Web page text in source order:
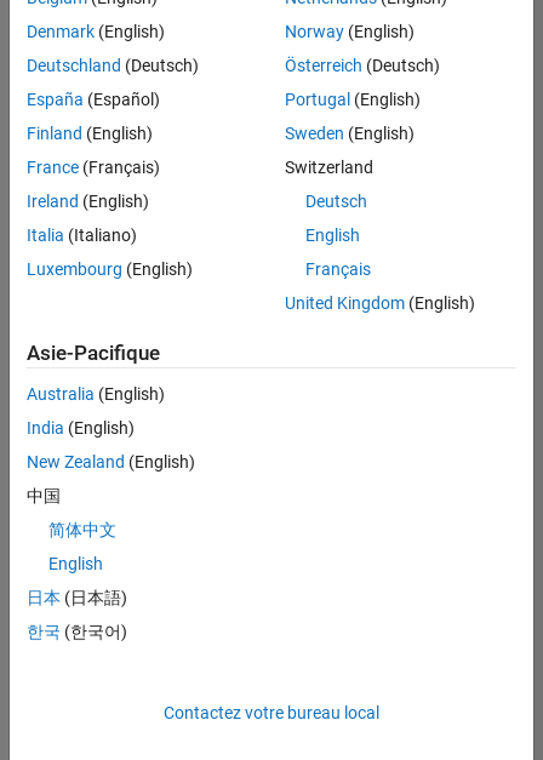
critères
de
recherche.
Vous
pouvez
élargir
votre
recherche
ou
afficher
l’ensemble
d'emploi.
malgré
tout
vous
trouvez
pas
d'offre
corresponde
à vos
Denmark (English)
Deutschland (Deutsch)
España (Español)
Finland (English)
France (Français)
Ireland (English)
Italia (Italiano)
Luxembourg (English)
Norway(English)
Österreich (Deutsch)
Portugal (English)
Sweden (English)
Switzerland
Deutsch
English
Français
United Kingdom(English)
Asie-Pacifique
Australia (English)
India (English)
New Zealand (English)
中国
简体中文
English
日本 (日本語)
한국 (한국어)
Contactez votre bureau local